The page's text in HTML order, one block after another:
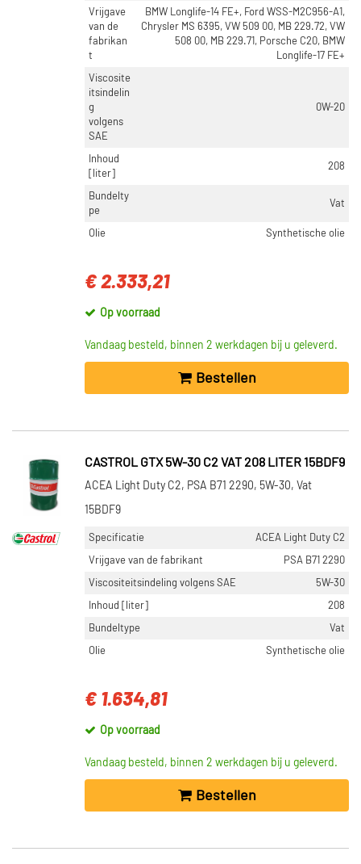
Vrijgave
van de
fabrikan
t
BMW Longlife-14 FE+, Ford WSS-M2C956-A1,
Chrysler MS 6395, VW 509 00, MB 229.72, VW
508 00, MB 229.71, Porsche C20, BMW
Longlife-17 FE+
Viscosite
itsindelin
g
volgens
SAE
0W-20
Inhoud
[liter]
208
Bundelty
pe
Vat
Olie Synthetische olie
€ 2.333,21
Op voorraad
Vandaag besteld, binnen 2 werkdagen bij u geleverd.
Bestellen
CASTROL GTX 5W-30 C2 VAT 208 LITER 15BDF9
ACEA Light Duty C2, PSA B71 2290, 5W-30, Vat
15BDF9
Specificatie
ACEA Light Duty C2
Vrijgave van de fabrikant
PSA B71 2290
Viscositeitsindeling volgens SAE
5W-30
Inhoud [liter]
208
Bundeltype
Vat
Olie
Synthetische olie
€ 1.634,81
Op voorraad
Vandaag besteld, binnen 2 werkdagen bij u geleverd.
Bestellen